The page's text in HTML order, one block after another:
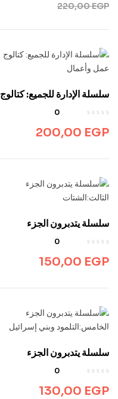
220,00EGP
سلسلة الإدارة للجميع: كتالوج
عمل وأعمال
0
200,00 EGP
سلسلة يتدبرون الجزء
الثالث:الشتات
0
150,00 EGP
سلسلة يتدبرون الجزء
الخامس:التلمود وبني إسرائيل
0
130,00 EGP